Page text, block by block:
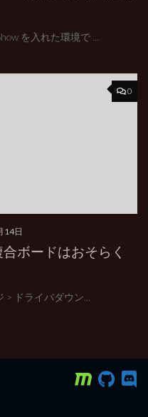
を入れた環境で ...
0
14日
ボードはおそらく
ドライバダウン...